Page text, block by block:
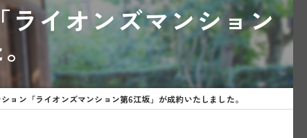
ライオンズマンション
ョン「ライオンズマンション第6江坂」が成約いたしました。